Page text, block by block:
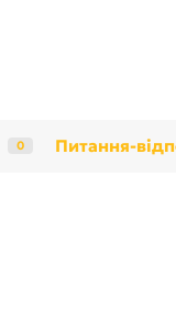
0 Питання-